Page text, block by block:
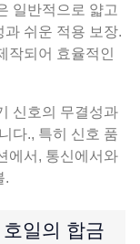
일반적으로 얇고
쉬운 적용 보장.
작되어 효율적인
신호의 무결성과
다., 특히 신호 품
에서, 통신에서와
.
일의 합금